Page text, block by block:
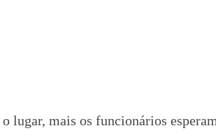
lugar, mais os funcionários